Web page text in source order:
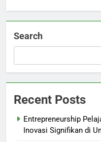
Search
Recent Posts
Entrepreneurship
Inovasi Signifikan di